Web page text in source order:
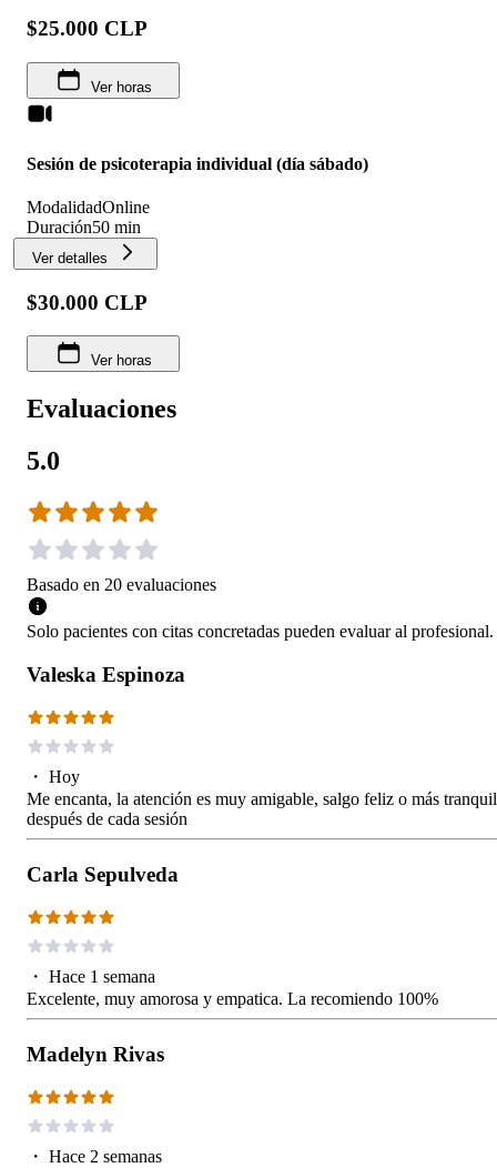
$25.000 CLP
Ver horas
Sesión de psicoterapia individual (día sábado)
ModalidadOnline
Duración50 min
Ver detalles
$30.000 CLP
Ver horas
Evaluaciones
5.0
Basado en 20 evaluaciones
Solo pacientes con citas concretadas pueden evaluar al profesional.
Valeska Espinoza
・ Hoy
Me encanta, la atención es muy amigable, salgo feliz o más
después de cada sesión
Carla Sepulveda
・ Hace 1 semana
Excelente, muy amorosa y empatica. La recomiendo 100%
Madelyn Rivas
・ Hace 2 semanas